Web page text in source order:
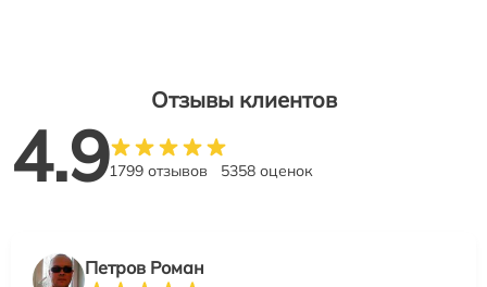
Отзывы клиентов
4.91799 отзывов 5358 оценок
Петров Роман